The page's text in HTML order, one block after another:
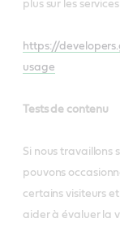
plus sur les
https://
usage
Tests de contenu
Si nous travaillons
pouvons
certains visiteurs
aider à évaluer la